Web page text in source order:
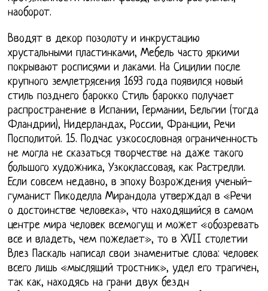
наоборот.
Вводят в декор позолоту и инкрустацию
хрустальными пластинками, Мебель часто яркими
покрывают росписями и лаками. На Сицилии после
крупного землетрясения 1693 года появился новый
стиль позднего барокко Стиль барокко получает
распространение в Испании, Германии, Бельгии (тогда
Фландрии), Нидерландах, России, Франции, Речи
Посполитой. 15. Подчас узкосословная ограниченность
не могла не сказаться творчестве на даже такого
большого художника, Узкоклассовая, как Растрелли.
Если совсем недавно, в эпоху Возрождения ученый-
гуманист Пикоделла Мирандола утверждал в «Речи
о достоинстве человека», что находящийся в самом
центре мира человек всемогущ и может «обозревать
все и владеть, чем пожелает», то в XVII столетии
Влез Паскаль написал свои знаменитые слова: человек
всего лишь «мыслящий тростник», удел его трагичен,
так как, находясь на грани двух бездн